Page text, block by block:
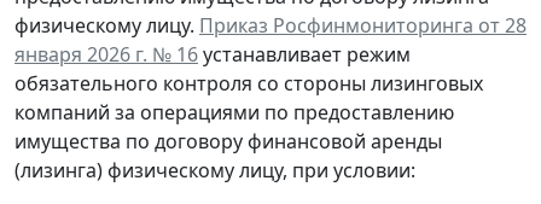
физическому лицу. Приказ Росфинмониторинга от 28
января 2026 г. № 16устанавливает режим
обязательного контроля со стороны лизинговых
компаний за операциями по предоставлению
имущества по договору финансовой аренды
(лизинга) физическому лицу, при условии: